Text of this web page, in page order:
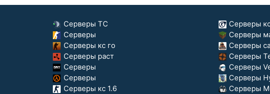
Серверы ТС
Серверы
Серверы кс го
Серверы раст
Серверы
Серверы
Серверы кс 1.6
Серверы
Серверы
Серверы
Серверы
Серверы
Серверы
Серверы